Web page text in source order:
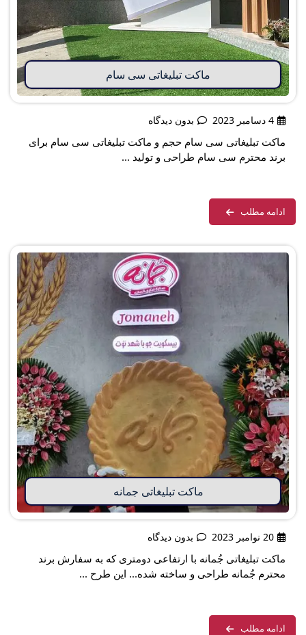
ماکت تبلیغاتی سی سام
4 دسامبر 2023 بدون دیدگاه
ماکت تبلیغاتی سی سام حجم و ماکت تبلیغاتی سی سام برای
برند محترم سی سام طراحی و تولید ...
ادامه مطلب
ماکت تبلیغاتی جمانه
20 نوامبر 2023 بدون دیدگاه
ماکت تبلیغاتی جُمانه با ارتفاعی دومتری که به سفارش برند
محترم جُمانه طراحی و ساخته شده... این طرح ...
ادامه مطلب